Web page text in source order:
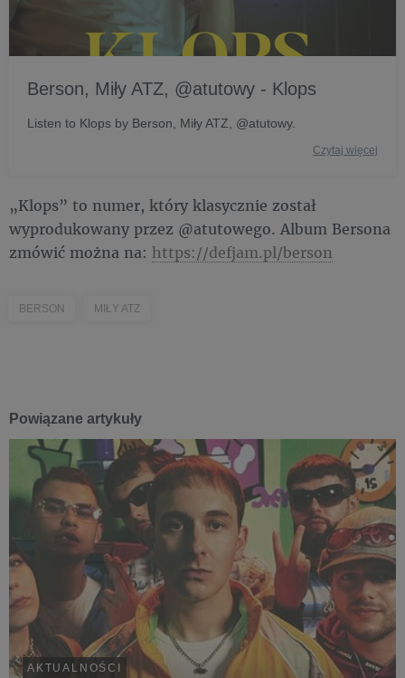
Berson, Miły ATZ, @atutowy - Klops
Listen to Klops by Berson, Miły ATZ, @atutowy.
Czytaj więcej
„Klops” to numer, który klasycznie został
wyprodukowany przez @atutowego. Album Bersona
zmówić można na: https://defjam.pl/berson
BERSON MIŁY ATZ
Powiązane artykuły
AKTUALNOŚCI